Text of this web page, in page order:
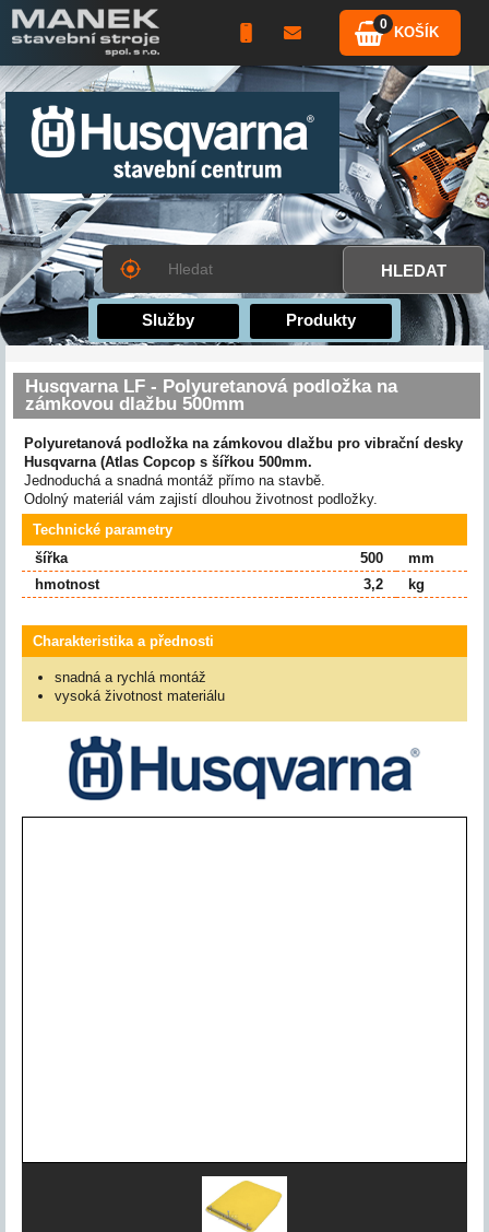
0 KOŠÍK
Služby Produkty
Husqvarna LF - Polyuretanová podložka na
zámkovou dlažbu 500mm
Polyuretanová podložka na zámkovou dlažbu pro vibrační desky
Husqvarna (Atlas Copcop s šířkou 500mm.
Jednoduchá a snadná montáž přímo na stavbě.
Odolný materiál vám zajistí dlouhou životnost podložky.
Technické parametry
šířka
hmotnost
500
3,2
mm
kg
Charakteristika a přednosti
snadná a rychlá montáž
vysoká životnost materiálu